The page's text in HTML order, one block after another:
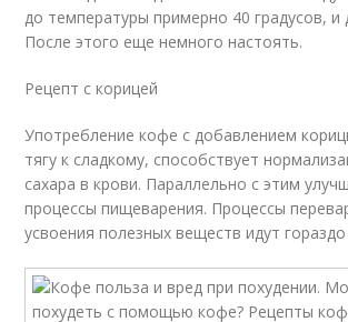
до температуры примерно 40 градусов, и
После этого еще немного настоять.
Рецепт с корицей
Употребление кофе с добавлением
тягу к сладкому, способствует
сахара в крови. Параллельно с этим
процессы пищеварения. Процессы
усвоения полезных веществ идут